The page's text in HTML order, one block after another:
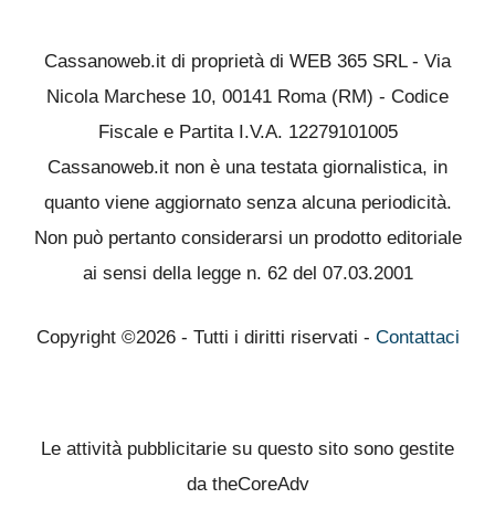
Cassanoweb.it di proprietà di WEB 365 SRL - Via
Nicola Marchese 10, 00141 Roma (RM) - Codice
Fiscale e Partita I.V.A. 12279101005
Cassanoweb.it non è una testata giornalistica, in
quanto viene aggiornato senza alcuna periodicità.
Non può pertanto considerarsi un prodotto editoriale
ai sensi della legge n. 62 del 07.03.2001
Copyright ©2026 - Tutti i diritti riservati - Contattaci
Le attività pubblicitarie su questo sito sono gestite
da theCoreAdv